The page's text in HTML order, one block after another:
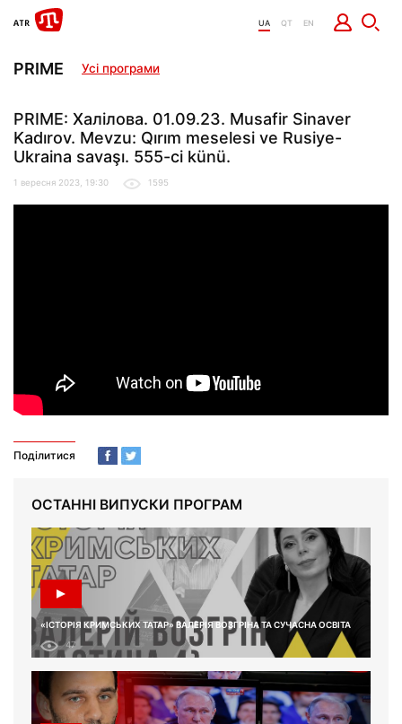
UA QT EN
PRIME Усі програми
PRIME: Халілова. 01.09.23. Musafir Sinaver
Kadırov. Mevzu: Qırım meselesi ve Rusiye-
Ukraina savaşı. 555-ci künü.
1 вересня 2023, 19:30 1595
Поділитися
ОСТАННІ ВИПУСКИ ПРОГРАМ
«ІСТОРІЯ КРИМСЬКИХ ТАТАР» ВАЛЕРІЯ ВОЗГРІНА ТА СУЧАСНА ОСВІТА
47